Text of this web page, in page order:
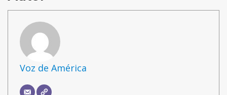
Voz de América